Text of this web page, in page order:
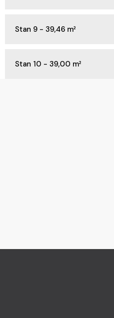
Stan 9 - 39,46 m²
Stan 10 - 39,00 m²